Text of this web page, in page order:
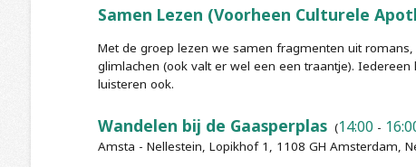
Samen Lezen (Voorheen Culturele
Met de groep lezen we samen fragmenten uit
glimlachen (ook valt er wel een een traantje).
luisteren ook.
Wandelen bij de Gaasperplas(14:00-
Amsta - Nellestein, Lopikhof 1, 1108 GH Amsterdam,